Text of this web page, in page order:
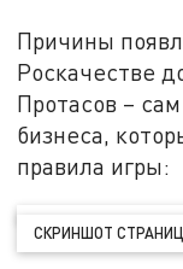
Причины
Роскачестве
Протасов –
бизнеса,
правила игры:
СКРИНШОТ